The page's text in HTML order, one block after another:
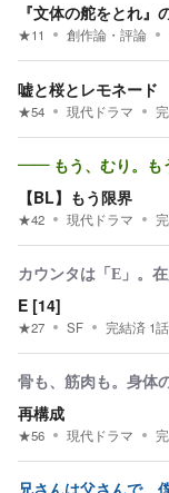
『文体の舵をとれ』
★11 創作論・評論
嘘と桜とレモネード
★54 現代ドラマ
—— もう、むり。も
【BL】もう限界
★42 現代ドラマ
カウンタは「E」。
E [14]
★27 SF 完結済 1話
骨も、筋肉も。身体
再構成
★56 現代ドラマ